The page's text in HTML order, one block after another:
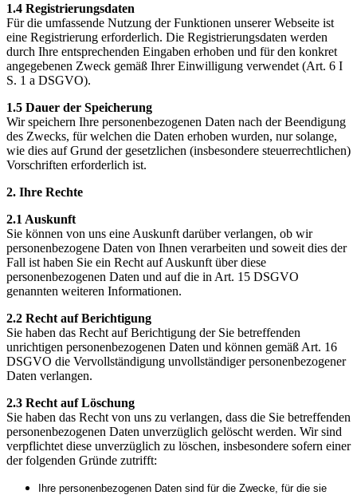
1.4 Registrierungsdaten
Für die umfassende Nutzung der Funktionen unserer Webseite ist
eine Registrierung erforderlich. Die Registrierungsdaten werden
durch Ihre entsprechenden Eingaben erhoben und für den konkret
angegebenen Zweck gemäß Ihrer Einwilligung verwendet (Art. 6 I
S. 1 a DSGVO).
1.5 Dauer der Speicherung
Wir speichern Ihre personenbezogenen Daten nach der Beendigung
des Zwecks, für welchen die Daten erhoben wurden, nur solange,
wie dies auf Grund der gesetzlichen (insbesondere steuerrechtlichen)
Vorschriften erforderlich ist.
2. Ihre Rechte
2.1 Auskunft
Sie können von uns eine Auskunft darüber verlangen, ob wir
personenbezogene Daten von Ihnen verarbeiten und soweit dies der
Fall ist haben Sie ein Recht auf Auskunft über diese
personenbezogenen Daten und auf die in Art. 15 DSGVO
genannten weiteren Informationen.
2.2 Recht auf Berichtigung
Sie haben das Recht auf Berichtigung der Sie betreffenden
unrichtigen personenbezogenen Daten und können gemäß Art. 16
DSGVO die Vervollständigung unvollständiger personenbezogener
Daten verlangen.
2.3 Recht auf Löschung
Sie haben das Recht von uns zu verlangen, dass die Sie betreffenden
personenbezogenen Daten unverzüglich gelöscht werden. Wir sind
verpflichtet diese unverzüglich zu löschen, insbesondere sofern einer
der folgenden Gründe zutrifft:
Ihre personenbezogenen Daten sind für die Zwecke, für die sie